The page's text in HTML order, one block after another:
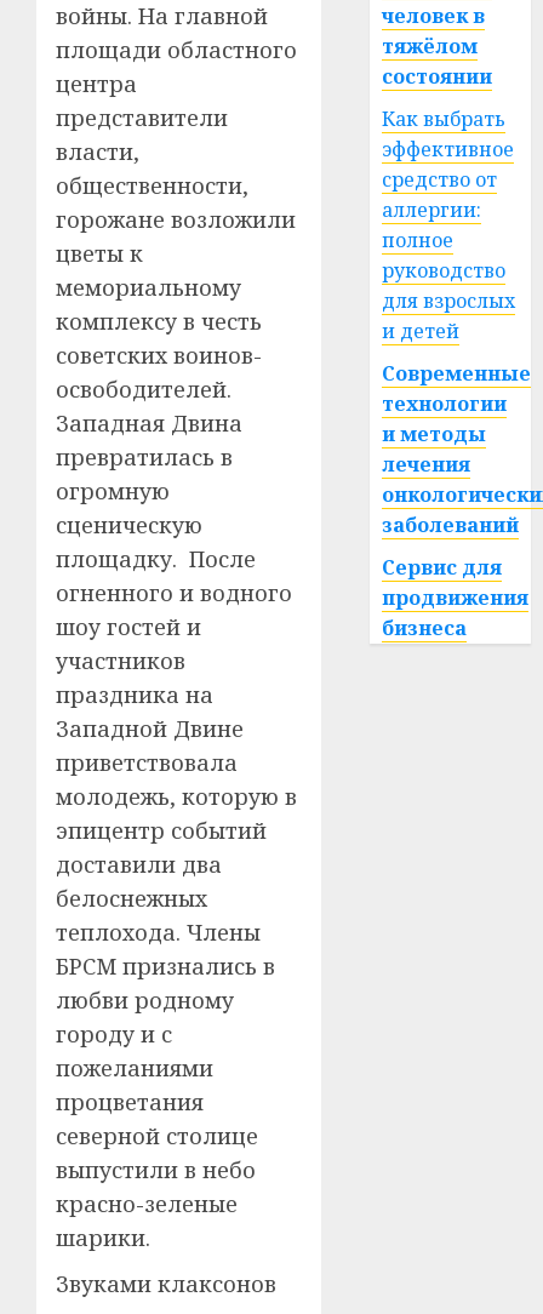
войны. На главной
площади областного
центра
представители
власти,
общественности,
горожане возложили
цветы к
мемориальному
комплексу в честь
советских воинов-
освободителей.
Западная Двина
превратилась в
огромную
сценическую
площадку. После
огненного и водного
шоу гостей и
участников
праздника на
Западной Двине
приветствовала
молодежь, которую в
эпицентр событий
доставили два
белоснежных
теплохода. Члены
БРСМ признались в
любви родному
городу и с
пожеланиями
процветания
северной столице
выпустили в небо
красно-зеленые
шарики.
Звуками клаксонов
человек в
тяжёлом
состоянии
Как выбрать
эффективное
средство от
аллергии:
полное
руководство
для взрослых
и детей
Современные
технологии
и методы
лечения
заболеваний
Сервис для
продвижения
бизнеса